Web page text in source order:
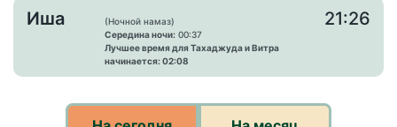
Иша
(Ночной намаз)
Середина ночи: 00:37
Лучшее время для Тахаджуда и Витра
начинается: 02:08
21:26